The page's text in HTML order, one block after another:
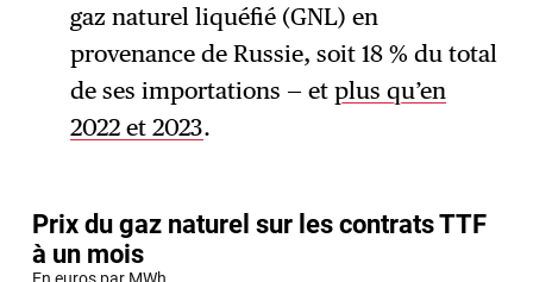
gaz naturel liquéfié (GNL) en
provenance de Russie, soit 18 % du total
de ses importations — et plus qu’en
2022 et 2023.